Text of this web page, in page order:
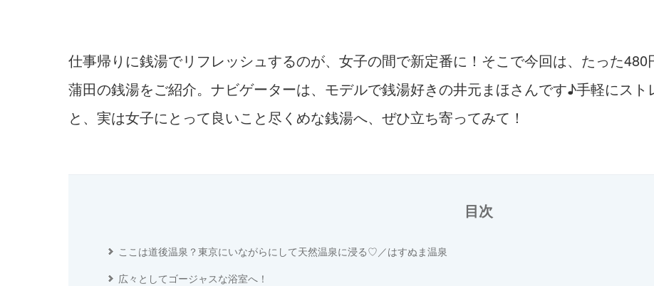
仕事帰りに銭湯でリフレッシュするのが、女子の間で新定番に！そこで今回は、たった
蒲田の銭湯をご紹介。ナビゲーターは、モデルで銭湯好きの井元まほさんです♪手軽にス
と、実は女子にとって良いこと尽くめな銭湯へ、ぜひ立ち寄ってみて！
目次
ここは道後温泉？東京にいながらにして天然温泉に浸る♡／はすぬま温泉
広々としてゴージャスな浴室へ！